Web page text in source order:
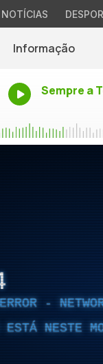
NOTÍCIAS
Informação
Sempre a
-
ESTÁ NESTE